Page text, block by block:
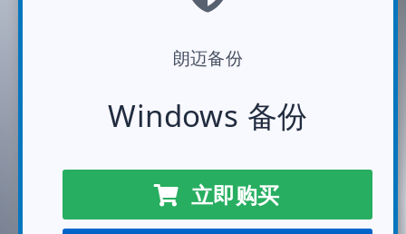
朗迈备份
Windows 备份
立即购买